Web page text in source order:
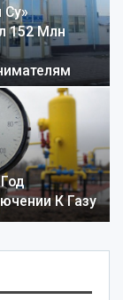
152 Млн
К Газу